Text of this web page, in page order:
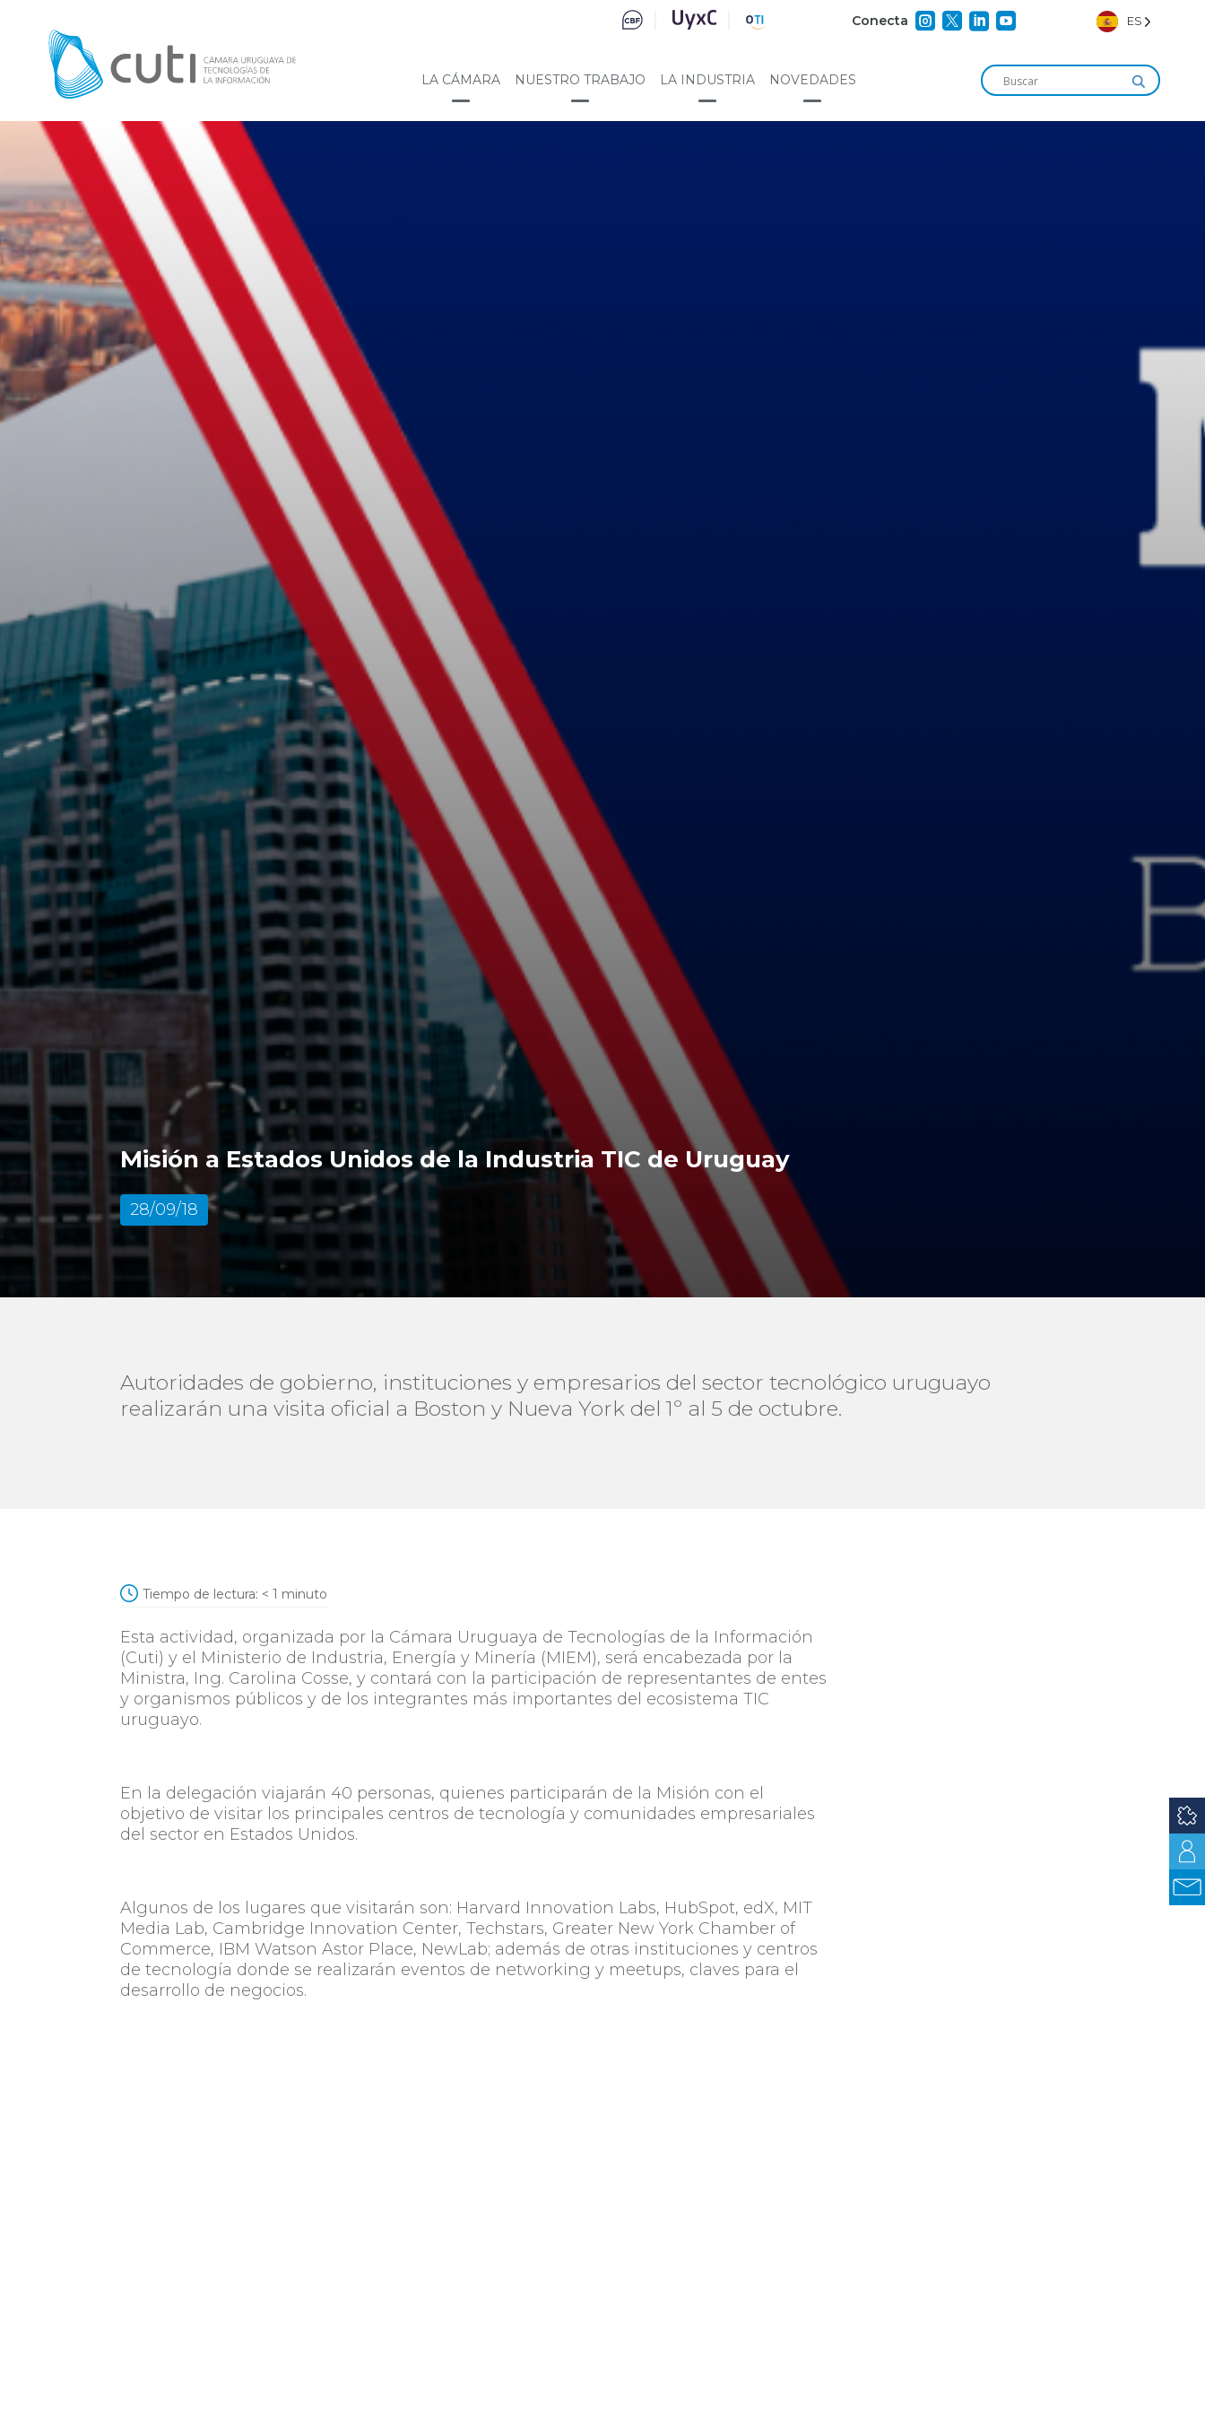
Conecta     ES
LA CÁMARA NUESTRO TRABAJO LA INDUSTRIA NOVEDADES
Misión a Estados Unidos de la Industria TIC de Uruguay
28/09/18
Autoridades de gobierno, instituciones y empresarios del sector tecnológico uruguayo
realizarán una visita oficial a Boston y Nueva York del 1º al 5 de octubre.
Tiempo de lectura: < 1 minuto
Esta actividad, organizada por la Cámara Uruguaya de Tecnologías de la Información
(Cuti) y el Ministerio de Industria, Energía y Minería (MIEM), será encabezada por la
Ministra, Ing. Carolina Cosse, y contará con la participación de representantes de entes
y organismos públicos y de los integrantes más importantes del ecosistema TIC
uruguayo.
En la delegación viajarán 40 personas, quienes participarán de la Misión con el
objetivo de visitar los principales centros de tecnología y comunidades empresariales
del sector en Estados Unidos.
Algunos de los lugares que visitarán son: Harvard Innovation Labs, HubSpot, edX, MIT
Media Lab, Cambridge Innovation Center, Techstars, Greater New York Chamber of
Commerce, IBM Watson Astor Place, NewLab; además de otras instituciones y centros
de tecnología donde se realizarán eventos de networking y meetups, claves para el
desarrollo de negocios.